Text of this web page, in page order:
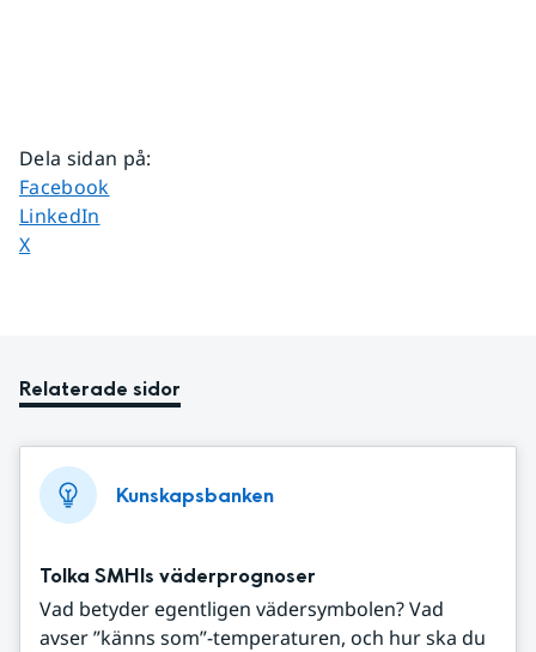
Dela sidan på:
Dela sidan på
Facebook
Dela sidan på
LinkedIn
Dela sidan på
X
Relaterade sidor
Kunskapsbanken
Tolka SMHIs väderprognoser
Vad betyder egentligen vädersymbolen? Vad
avser ”känns som”-temperaturen, och hur ska du